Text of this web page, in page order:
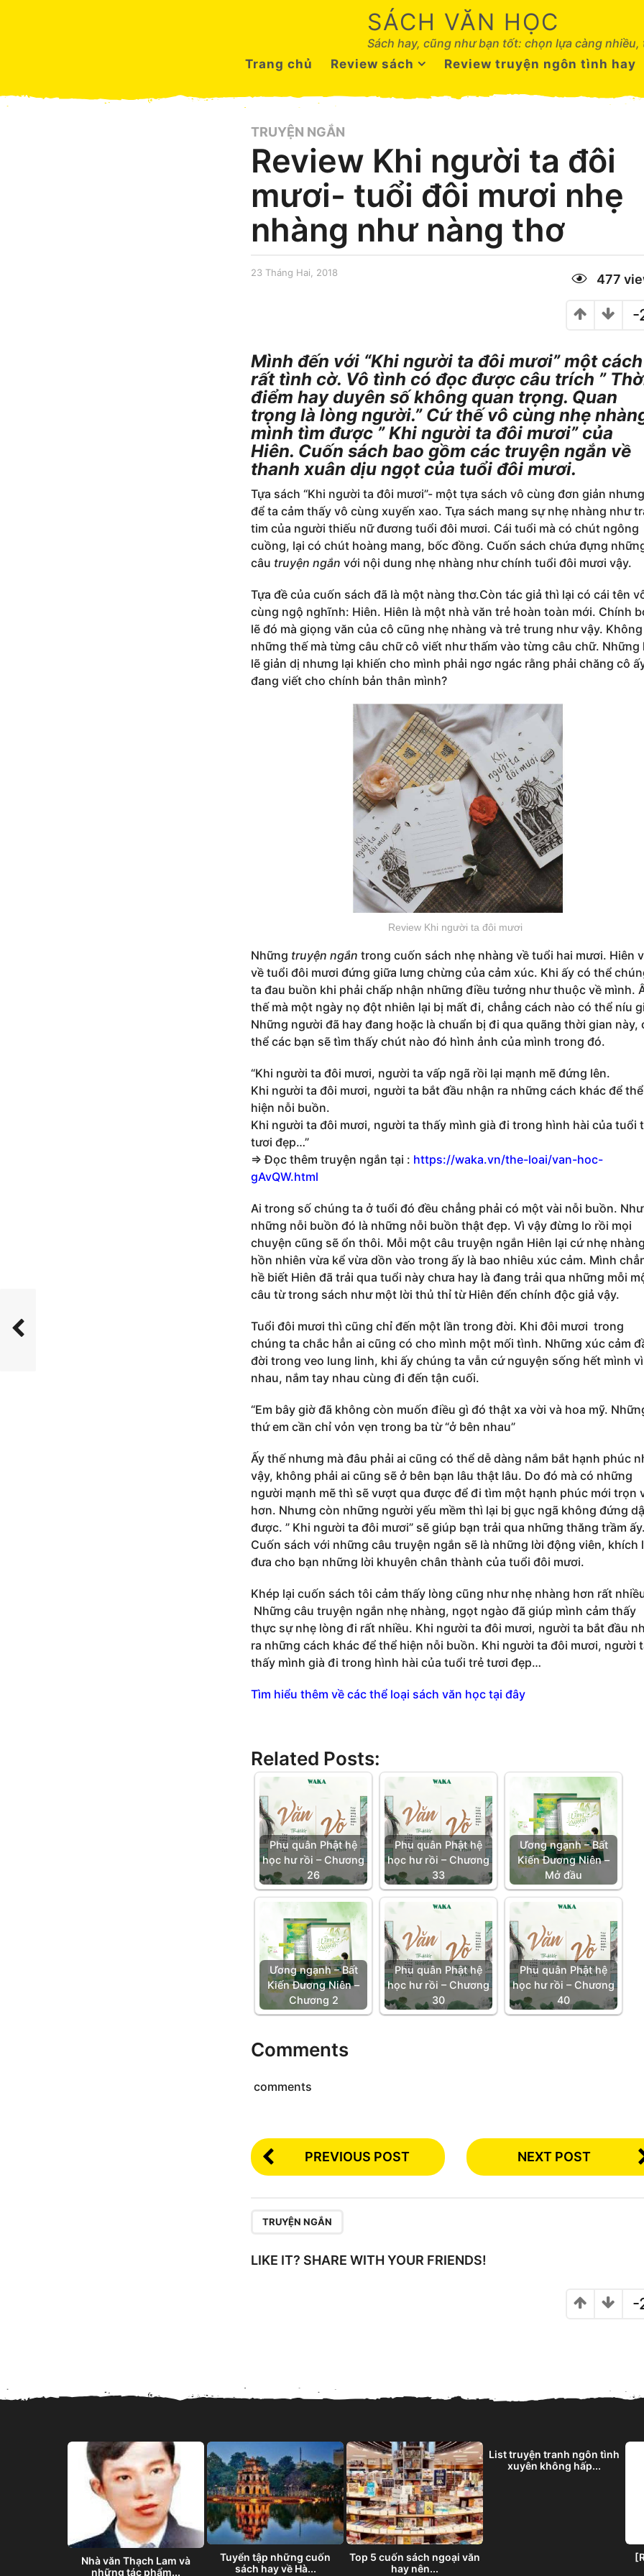
SÁCH VĂN HỌC
Sách hay, cũng như bạn tốt: chọn lựa càng
Trang chủ
Review sách Review truyện ngôn tình hay
TRUYỆN NGẮN
Review Khi người ta đôi
mươi- tuổi đôi mươi nhẹ
nhàng như nàng thơ
23 Tháng Hai, 2018
i
,
2
0
1
8
477
-
Mình đến với “Khi người ta đôi mươi” một cách
rất tình cờ. Vô tình có đọc được câu trích ”
điểm hay duyên số không quan trọng. Quan
trọng là lòng người.” Cứ thế vô cùng nhẹ
mình tìm được ” Khi người ta đôi mươi” của
Hiên. Cuốn sách bao gồm các truyện ngắn về
thanh xuân dịu ngọt của tuổi đôi mươi.
Tựa sách “Khi người ta đôi mươi”- một tựa sách vô cùng đơn giản
để ta cảm thấy vô cùng xuyến xao. Tựa sách mang sự nhẹ nhàng như
tim của người thiếu nữ đương tuổi đôi mươi. Cái tuổi mà có chút ngông
cuồng, lại có chút hoàng mang, bốc đồng. Cuốn sách chứa đựng
câu truyện ngắn với nội dung nhẹ nhàng như chính tuổi đôi mươi vậy.
Tựa đề của cuốn sách đã là một nàng thơ.Còn tác giả thì lại có cái tên
cùng ngộ nghĩnh: Hiên. Hiên là một nhà văn trẻ hoàn toàn mới. Chính
lẽ đó mà giọng văn của cô cũng nhẹ nhàng và trẻ trung như vậy. Không
những thế mà từng câu chữ cô viết như thấm vào từng câu chữ. Những
lẽ giản dị nhưng lại khiến cho mình phải ngơ ngác rằng phải chăng cô
đang viết cho chính bản thân mình?
Review Khi người ta đôi mươi
Những truyện ngắn trong cuốn sách nhẹ nhàng về tuổi hai mươi. Hiên
về tuổi đôi mươi đứng giữa lưng chừng của cảm xúc. Khi ấy có thể
ta đau buồn khi phải chấp nhận những điều tưởng như thuộc về mình.
thế mà một ngày nọ đột nhiên lại bị mất đi, chẳng cách nào có thể níu
Những người đã hay đang hoặc là chuẩn bị đi qua quãng thời gian này,
thể các bạn sẽ tìm thấy chút nào đó hình ảnh của mình trong đó.
“Khi người ta đôi mươi, người ta vấp ngã rồi lại mạnh mẽ đứng lên.
Khi người ta đôi mươi, người ta bắt đầu nhận ra những cách khác để thể
hiện nỗi buồn.
Khi người ta đôi mươi, người ta thấy mình già đi trong hình hài của tuổi
tươi đẹp…”
=> Đọc thêm truyện ngắn tại : https://waka.vn/the-loai/van-hoc-
gAvQW.html
Ai trong số chúng ta ở tuổi đó đều chẳng phải có một vài nỗi buồn.
những nỗi buồn đó là những nỗi buồn thật đẹp. Vì vậy đừng lo rồi mọi
chuyện cũng sẽ ổn thôi. Mỗi một câu truyện ngắn Hiên lại cứ nhẹ
hồn nhiên vừa kể vừa dồn vào trong ấy là bao nhiêu xúc cảm. Mình
hề biết Hiên đã trải qua tuổi này chưa hay là đang trải qua những mỗi
câu từ trong sách như một lời thủ thỉ từ Hiên đến chính độc giả vậy.
Tuổi đôi mươi thì cũng chỉ đến một lần trong đời. Khi đôi mươi trong
chúng ta chắc hẳn ai cũng có cho mình một mối tình. Những xúc cảm
đời trong veo lung linh, khi ấy chúng ta vẫn cứ nguyện sống hết mình vì
nhau, nắm tay nhau cùng đi đến tận cuối.
“Em bây giờ đã không còn muốn điều gì đó thật xa vời và hoa mỹ.
thứ em cần chỉ vỏn vẹn trong ba từ “ở bên nhau”
Ấy thế nhưng mà đâu phải ai cũng có thể dễ dàng nắm bắt hạnh phúc
vậy, không phải ai cũng sẽ ở bên bạn lâu thật lâu. Do đó mà có những
người mạnh mẽ thì sẽ vượt qua được để đi tìm một hạnh phúc mới trọn
hơn. Nhưng còn những người yếu mềm thì lại bị gục ngã không đứng
được. ” Khi người ta đôi mươi” sẽ giúp bạn trải qua những thăng trầm ấy.
Cuốn sách với những câu truyện ngắn sẽ là những lời động viên, khích
đưa cho bạn những lời khuyên chân thành của tuổi đôi mươi.
Khép lại cuốn sách tôi cảm thấy lòng cũng như nhẹ nhàng hơn rất
Những câu truyện ngắn nhẹ nhàng, ngọt ngào đã giúp mình cảm thấy
thực sự nhẹ lòng đi rất nhiều. Khi người ta đôi mươi, người ta bắt đầu
ra những cách khác để thể hiện nỗi buồn. Khi người ta đôi mươi, người
thấy mình già đi trong hình hài của tuổi trẻ tươi đẹp…
Tìm hiểu thêm về các thể loại sách văn học tại đây
Related Posts:
Phu quân Phật hệ
học hư rồi – Chương
26
Phu quân Phật hệ
học hư rồi – Chương
33
Ương ngạnh – Bất
Kiến Đương Niên –
Mở đầu
Ương ngạnh – Bất
Kiến Đương Niên –
Chương 2
Phu quân Phật hệ
học hư rồi – Chương
30
Phu quân Phật hệ
học hư rồi – Chương
40
Comments
comments
PREVIOUS POST NEXT POST
TRUYỆN NGẮN
LIKE IT? SHARE WITH YOUR FRIENDS!
-
Nhà văn Thạch Lam và
những tác phẩm...
Tuyển tập những cuốn
sách hay về Hà...
Top 5 cuốn sách ngoại văn
hay nên...
List truyện tranh ngôn tình
xuyên không hấp...